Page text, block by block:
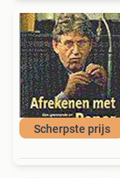
Scherpste prijs